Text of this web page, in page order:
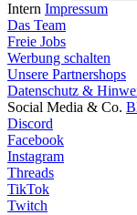
Intern Impressum
Das Team
Freie Jobs
Werbung schalten
Unsere Partnershops
Datenschutz &
Social Media & Co.
Discord
Facebook
Instagram
Threads
TikTok
Twitch